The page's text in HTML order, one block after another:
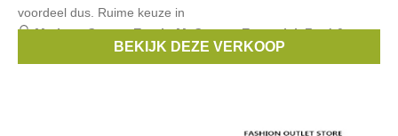
voordeel dus. Ruime keuze in
Merken:Guess,Esprit,McGregor,Essentiel,Fred &
BEKIJK DEZE VERKOOP